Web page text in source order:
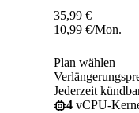
35,99 €
10,99 €/Mon.
Plan wählen
Jederzeit
4 vCPU-